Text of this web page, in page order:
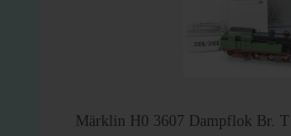
Märklin H0 3607 Dampflok Br.